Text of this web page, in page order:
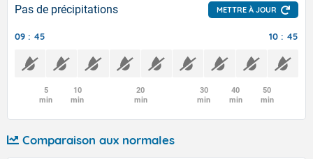
Pas de précipitations METTRE À JOUR
09 : 45 10 : 45
5
min
10
min
20
min
30
min
40
min
50
min
Comparaison aux normales